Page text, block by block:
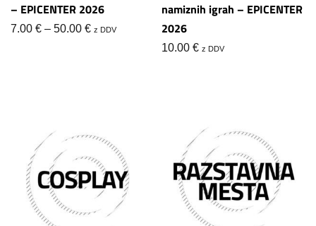
– EPICENTER 2026
7.00 € – 50.00 €
Cenovni
z DDV
namiznih igrah – EPICENTER
2026
10.00 € z DDV